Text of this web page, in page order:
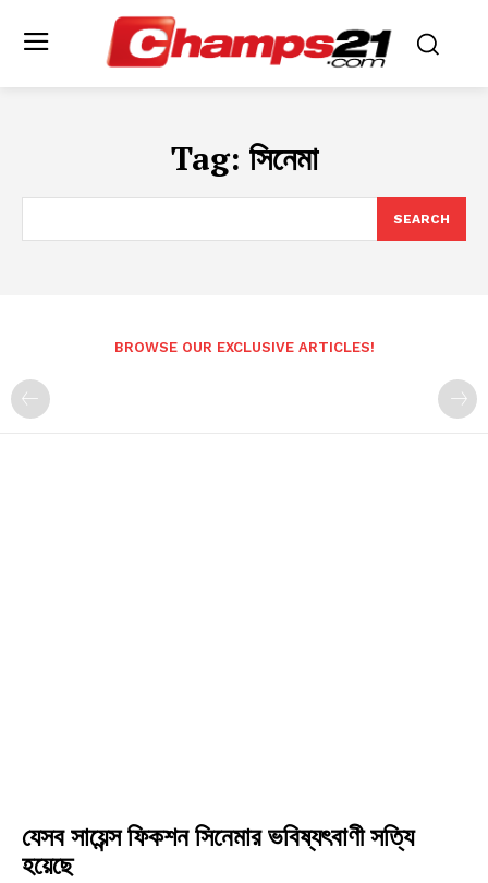
Tag: সিনেমা
SEARCH
BROWSE OUR EXCLUSIVE ARTICLES!
যেসব সায়েন্স ফিকশন সিনেমার ভবিষ্যৎবাণী সত্যি
হয়েছে